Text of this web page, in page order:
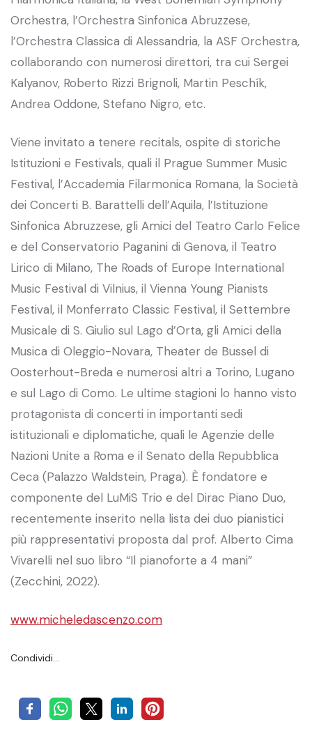
Orchestra, l’Orchestra Sinfonica Abruzzese,
l’Orchestra Classica di Alessandria, la ASF Orchestra,
collaborando con numerosi direttori, tra cui Sergei
Kalyanov, Roberto Rizzi Brignoli, Martin Peschík,
Andrea Oddone, Stefano Nigro, etc.
Viene invitato a tenere recitals, ospite di storiche
Istituzioni e Festivals, quali il Prague Summer Music
Festival, l’Accademia Filarmonica Romana, la Società
dei Concerti B. Barattelli dell’Aquila, l’Istituzione
Sinfonica Abruzzese, gli Amici del Teatro Carlo Felice
e del Conservatorio Paganini di Genova, il Teatro
Lirico di Milano, The Roads of Europe International
Music Festival di Vilnius, il Vienna Young Pianists
Festival, il Monferrato Classic Festival, il Settembre
Musicale di S. Giulio sul Lago d’Orta, gli Amici della
Musica di Oleggio-Novara, Theater de Bussel di
Oosterhout-Breda e numerosi altri a Torino, Lugano
e sul Lago di Como. Le ultime stagioni lo hanno visto
protagonista di concerti in importanti sedi
istituzionali e diplomatiche, quali le Agenzie delle
Nazioni Unite a Roma e il Senato della Repubblica
Ceca (Palazzo Waldstein, Praga). È fondatore e
componente del LuMiS Trio e del Dirac Piano Duo,
recentemente inserito nella lista dei duo pianistici
più rappresentativi proposta dal prof. Alberto Cima
Vivarelli nel suo libro “Il pianoforte a 4 mani”
(Zecchini, 2022).
www.micheledascenzo.com
Condividi…